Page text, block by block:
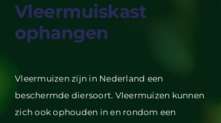
Vleermuiskast
ophangen
Vleermuizen zijn in Nederland een
beschermde diersoort. Vleermuizen kunnen
zich ook ophouden in en rondom een